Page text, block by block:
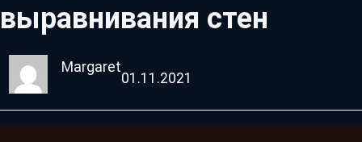
выравнивания стен
Margaret
01.11.2021